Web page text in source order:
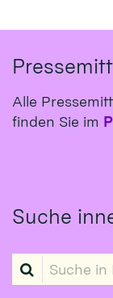
Alle
finden Sie im
Suche
Suche in Liste